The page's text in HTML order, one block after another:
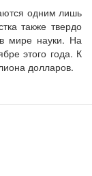
одним лишь
также твердо
мире науки. На
этого года. К
долларов.